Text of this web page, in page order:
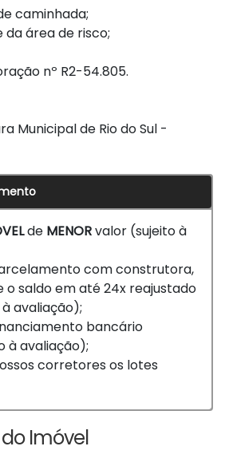
caminhada;
da área de risco;
nº R2-54.805.
Municipal de Rio do Sul -
de MENORvalor (sujeito à
com construtora,
o saldo em até 24x reajustado
avaliação);
bancário
à avaliação);
corretores os lotes
Imóvel